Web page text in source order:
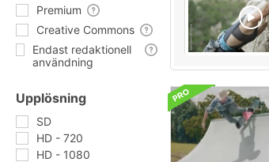
Premium
Creative Commons
Endast redaktionell
användning
Upplösning
SD
HD - 720
HD - 1080